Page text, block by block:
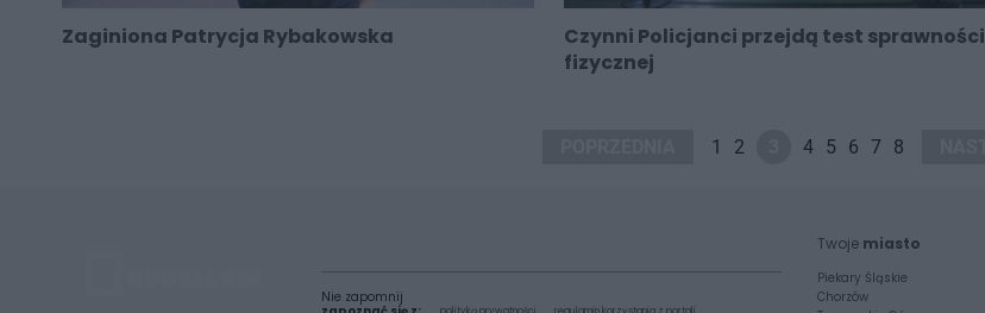
Zaginiona Patrycja Rybakowska
Czynni Policjanci przejdą test sprawności
fizycznej
1 2 4 5 6 7 8
Nie zapomnij
Twoje miasto
Piekary Śląskie
Chorzów